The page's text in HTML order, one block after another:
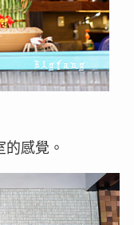
感覺。